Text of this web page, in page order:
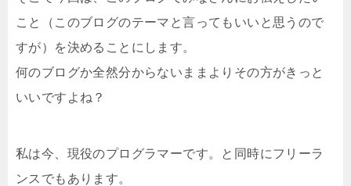
こと（このブログのテーマと言ってもいいと思うので
すが）を決めることにします。
何のブログか全然分からないままよりその方がきっと
いいですよね？
私は今、現役のプログラマーです。と同時にフリーラ
ンスでもあります。